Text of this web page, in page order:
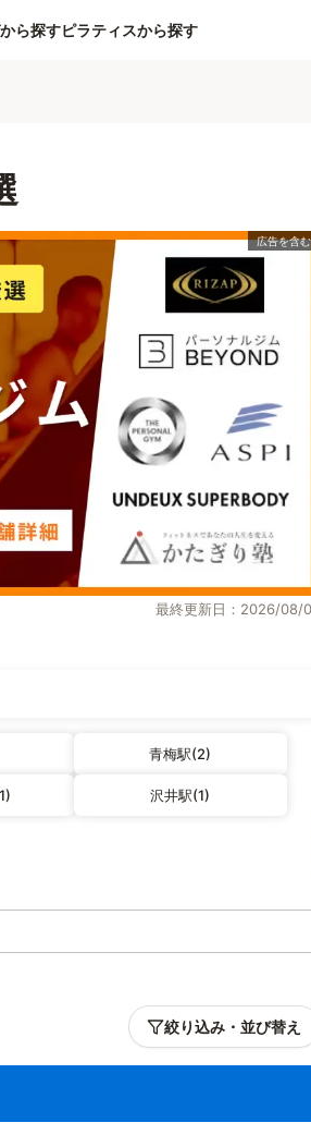
ら探すピラティスから探す
最終更新日：2026/08/
青梅駅(2)
沢井駅(1)
絞り込み・並び替え